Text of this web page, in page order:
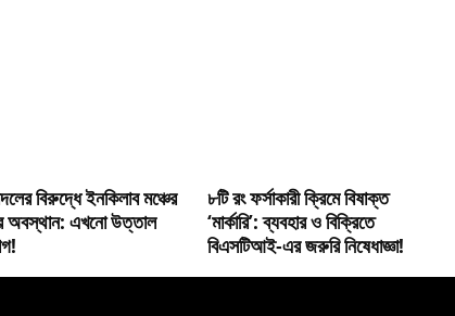
বিরুদ্ধে ইনকিলাব মঞ্চের
অবস্থান: এখনো উত্তাল
৮টি রং ফর্সাকারী ক্রিমে বিষাক্ত
‘মার্কারি’: ব্যবহার ও বিক্রিতে
বিএসটিআই-এর জরুরি নিষেধাজ্ঞা!